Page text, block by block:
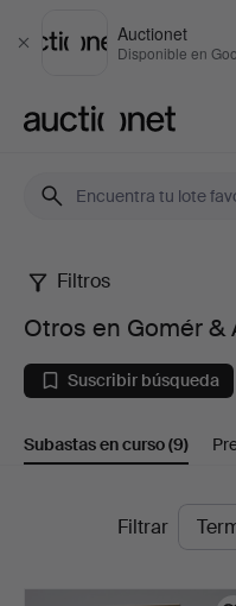
Cerrar
Auctionet
Disponible en
Otros
en
Gomér
&
Andersson
Jönköping
Filtros
Otros en Gomér
Suscribir búsqueda
Subastas en curso(9)
SubastasFiltrar